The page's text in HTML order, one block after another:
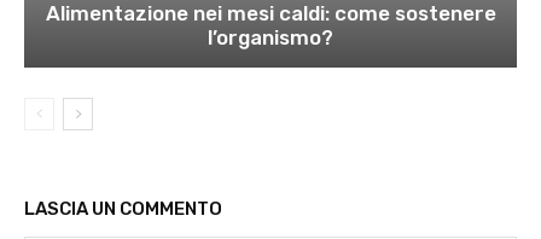
Alimentazione nei mesi caldi: come sostenere
l’organismo?
LASCIA UN COMMENTO